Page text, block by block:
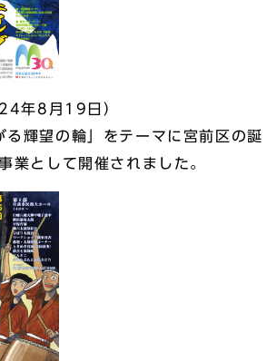
年8月19日）
る輝望の輪」をテーマに宮前区の誕
業として開催されました。